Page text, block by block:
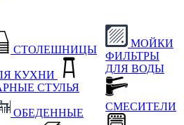
СТОЛЕШНИЦЫ
КУХНИ
СТУЛЬЯ
ОБЕДЕННЫЕ
МОЙКИ
ФИЛЬТРЫ
ДЛЯ ВОДЫ
СМЕСИТЕЛИ